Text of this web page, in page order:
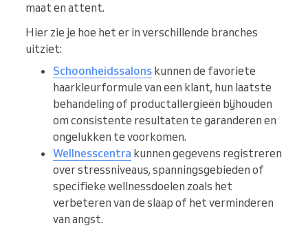
maat en attent.
Hier zie je hoe het er in verschillende branches
uitziet:
Schoonheidssalons kunnen de favoriete
haarkleurformule van een klant, hun laatste
behandeling of productallergieën bijhouden
om consistente resultaten te garanderen en
ongelukken te voorkomen.
Wellnesscentra kunnen gegevens registreren
over stressniveaus, spanningsgebieden of
specifieke wellnessdoelen zoals het
verbeteren van de slaap of het verminderen
van angst.